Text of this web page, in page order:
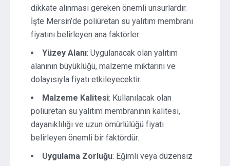
dikkate alınması gereken önemli unsurlardır.
İşte Mersin’de poliüretan su yalıtım membranı
fiyatını belirleyen ana faktörler:
Yüzey Alanı: Uygulanacak olan yalıtım
alanının büyüklüğü, malzeme miktarını ve
dolayısıyla fiyatı etkileyecektir.
Malzeme Kalitesi: Kullanılacak olan
poliüretan su yalıtım membranının kalitesi,
dayanıklılığı ve uzun ömürlülüğü fiyatı
belirleyen önemli bir faktördür.
Uygulama Zorluğu: Eğimli veya düzensiz